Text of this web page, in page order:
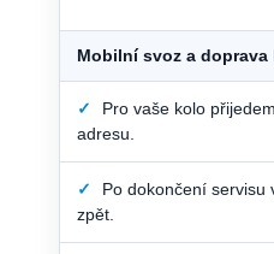
Mobilní svoz a doprava
✓
Pro vaše kolo
adresu.
✓
Po dokončení servisu
zpět.